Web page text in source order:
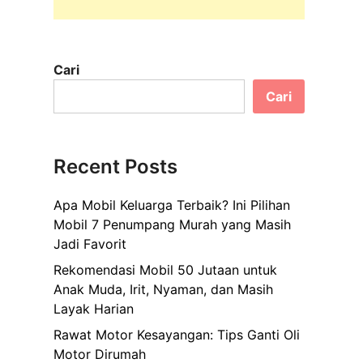
Cari
Cari
Recent Posts
Apa Mobil Keluarga Terbaik? Ini Pilihan
Mobil 7 Penumpang Murah yang Masih
Jadi Favorit
Rekomendasi Mobil 50 Jutaan untuk
Anak Muda, Irit, Nyaman, dan Masih
Layak Harian
Rawat Motor Kesayangan: Tips Ganti Oli
Motor Dirumah